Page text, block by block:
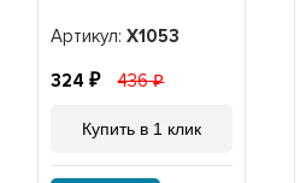
Артикул:Х1053
324 436
Купить в 1 клик